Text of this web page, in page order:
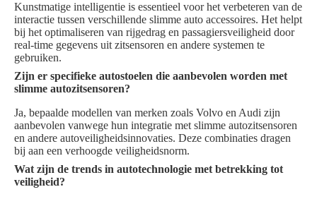
Kunstmatige intelligentie is essentieel voor het verbeteren van de
interactie tussen verschillende slimme auto accessoires. Het helpt
bij het optimaliseren van rijgedrag en passagiersveiligheid door
real-time gegevens uit zitsensoren en andere systemen te
gebruiken.
Zijn er specifieke autostoelen die aanbevolen worden met
slimme autozitsensoren?
Ja, bepaalde modellen van merken zoals Volvo en Audi zijn
aanbevolen vanwege hun integratie met slimme autozitsensoren
en andere autoveiligheidsinnovaties. Deze combinaties dragen
bij aan een verhoogde veiligheidsnorm.
Wat zijn de trends in autotechnologie met betrekking tot
veiligheid?